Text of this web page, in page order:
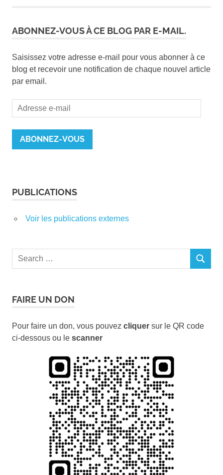
ABONNEZ-VOUS À CE BLOG PAR E-MAIL.
Saisissez votre adresse e-mail pour vous abonner à ce
blog et recevoir une notification de chaque nouvel article
par email.
Adresse
e-
mail
ABONNEZ-VOUS
PUBLICATIONS
Voir les publications externes
Search
SEARCH
FAIRE UN DON
Pour faire un don, vous pouvez cliquer sur le QR code
ci-dessous ou le scanner